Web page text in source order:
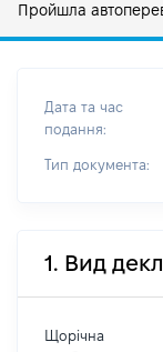
Пройшла
Дата та час
подання:
Тип документа:
1. Вид
Щорічна